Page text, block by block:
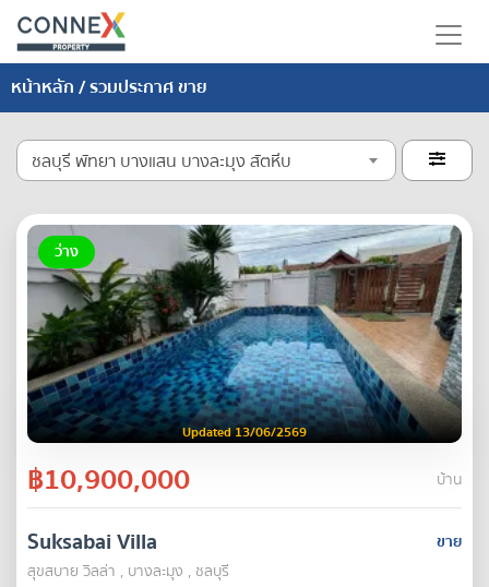
หน้าหลัก/ รวมประกาศ ขาย
ชลบุรี พัทยา บางแสน บางละมุง สัตหีบ 
ว่าง
Updated 13/06/2569
฿10,900,000 บ้าน
ขาย
Suksabai Villa
สุขสบาย วิลล่า , บางละมุง , ชลบุรี